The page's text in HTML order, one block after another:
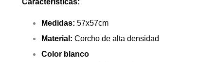
Medidas: 57x57cm
Material: Corcho de alta densidad
Color blanco